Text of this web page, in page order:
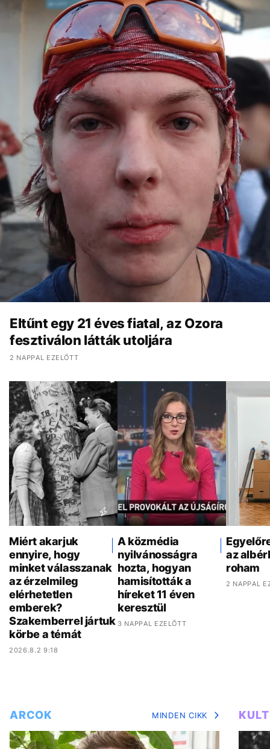
Eltűnt egy 21 éves fiatal, az Ozora
fesztiválon látták utoljára
2 NAPPAL EZELŐTT
Miért akarjuk
ennyire, hogy
minket válasszanak
az érzelmileg
elérhetetlen
emberek?
Szakemberrel jártuk
körbe a témát
2026.8.2 9:18
A közmédia
nyilvánosságra
hozta, hogyan
hamisították a
híreket 11 éven
keresztül
3 NAPPAL EZELŐTT
az
roham
2 NAPPAL
ARCOK MINDEN CIKK